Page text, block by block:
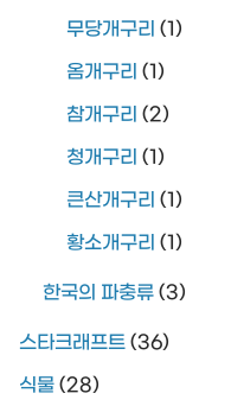
무당개구리 (1)
옴개구리 (1)
참개구리 (2)
청개구리 (1)
큰산개구리 (1)
황소개구리 (1)
한국의 파충류 (3)
스타크래프트 (36)
식물 (28)